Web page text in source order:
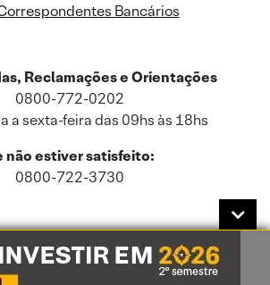
Bancários
Reclamações e Orientações
0800-772-0202
a sexta-feira das 09hs às 18hs
não estiver satisfeito:
0800-722-3730
dados pessoais de acordo com a nossaPolítica de
e a nossaPolítica de Privacidade.